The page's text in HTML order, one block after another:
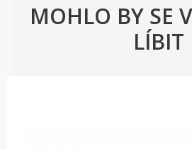
MOHLO BY SE
LÍBIT